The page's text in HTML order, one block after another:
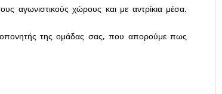
αγωνιστικούς χώρους και με αντρίκια μέσα.
της ομάδας σας, που απορούμε πως